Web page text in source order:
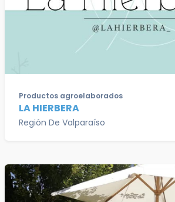
Productos agroelaborados
LA HIERBERA
Región De Valparaíso